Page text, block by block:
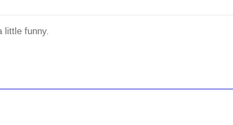
little funny.